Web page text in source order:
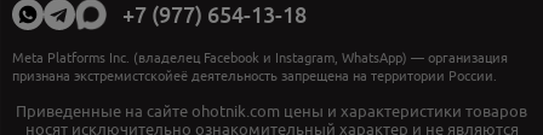
социальных
сетях:
+7 (977) 654-13-18
Meta Platforms Inc. (владелец Facebook и Instagram, WhatsApp) — организация
признана экстремистскойеё деятельность запрещена на территории России.
Приведенные на сайте ohotnik.com цены и характеристики товаров
носят исключительно ознакомительный характер и не являются